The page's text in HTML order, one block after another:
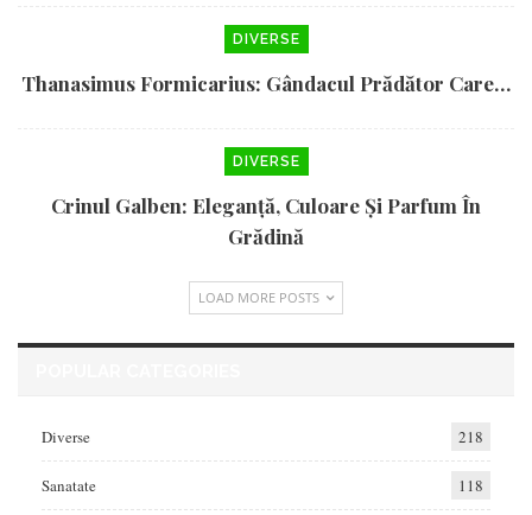
DIVERSE
Thanasimus Formicarius: Gândacul Prădător Care…
DIVERSE
Crinul Galben: Eleganță, Culoare Și Parfum În
Grădină
LOAD MORE POSTS
Diverse 218
Sanatate 118